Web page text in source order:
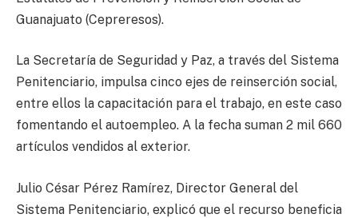
Guanajuato (Cepreresos).
La Secretaría de Seguridad y Paz, a través del Sistema
Penitenciario, impulsa cinco ejes de reinserción social,
entre ellos la capacitación para el trabajo, en este caso
fomentando el autoempleo. A la fecha suman 2 mil 660
artículos vendidos al exterior.
Julio César Pérez Ramírez, Director General del
Sistema Penitenciario, explicó que el recurso beneficia